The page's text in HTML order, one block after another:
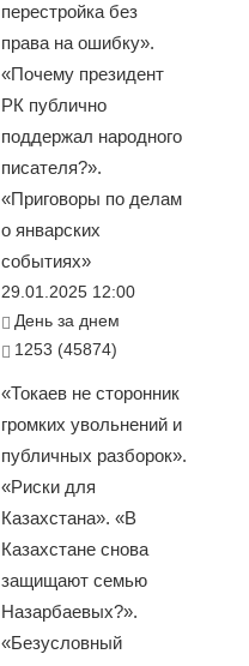
перестройка без
права на ошибку».
«Почему президент
РК публично
поддержал народного
писателя?».
«Приговоры по делам
о январских
событиях»
29.01.2025 12:00
День за днем
1253 (45874)
«Токаев не сторонник
громких увольнений и
публичных разборок».
«Риски для
Казахстана». «В
Казахстане снова
защищают семью
Назарбаевых?».
«Безусловный